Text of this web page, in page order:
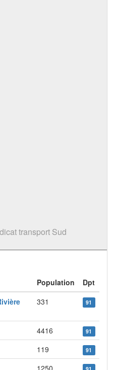
transport Sud
Population
Dpt
331 91
4416 91
119 91
1250